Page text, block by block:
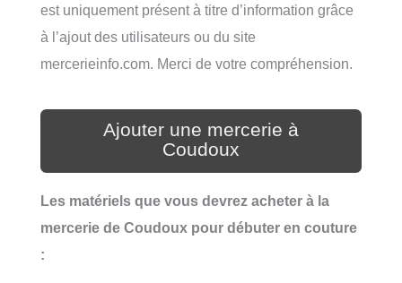
est uniquement présent à titre d’information grâce
à l’ajout des utilisateurs ou du site
mercerieinfo.com. Merci de votre compréhension.
Ajouter une mercerie à
Coudoux
Les matériels que vous devrez acheter à la
mercerie de Coudoux pour débuter en couture
: